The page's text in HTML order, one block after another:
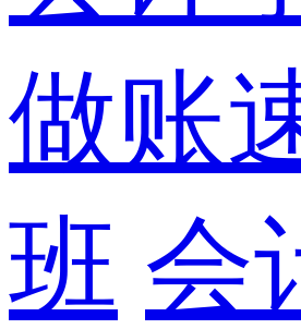
做账
班 会